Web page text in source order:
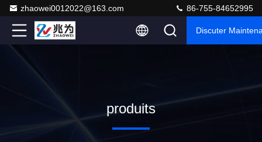
zhaowei0012022@163.com 86-755-84652995
Discuter
produits